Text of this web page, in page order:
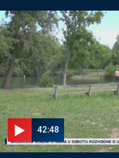
42:48